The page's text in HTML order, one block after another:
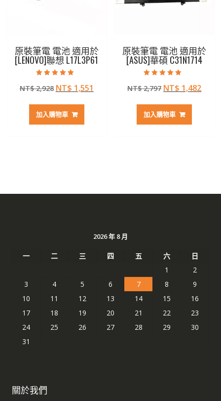
原裝筆電 電池 適用於
[LENOVO]聯想 L17L3P61
5.00
滿分 5
NT$2,928 原
價
格：
NT$ 1,551
加入購物車
原裝筆電 電池 適用於
[ASUS]華碩 C31N1714
5.00
滿分 5
NT$2,797 原
價
格：
NT$ 1,482目
加入購物車
2026 年 8 月
一 二 三 四 五 六
日
1
2
3
4 5 6 7 8
9
10
11 12 13 14 15
16
17
18 19 20 21 22
23
24
25 26 27 28 29
30
31
關於我們